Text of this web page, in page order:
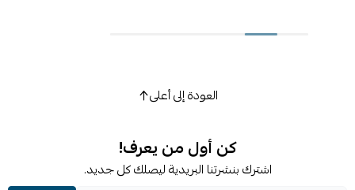
العودة إلى أعلى
كن أول من يعرف!
اشترك بنشرتنا البريدية ليصلك كل جديد.